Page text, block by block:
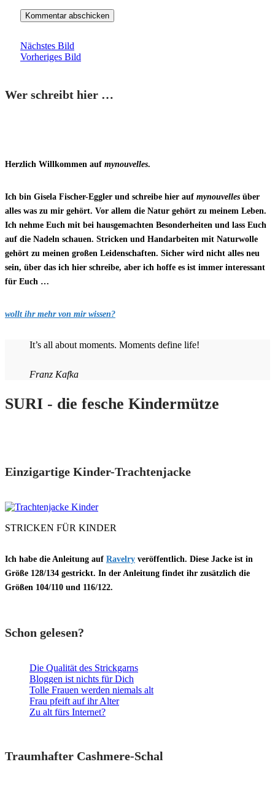
Nächstes Bild
Vorheriges Bild
Wer schreibt hier …
Herzlich Willkommen auf mynouvelles.
Ich bin Gisela Fischer-Eggler und schreibe hier auf mynouvelles über
alles was zu mir gehört. Vor allem die Natur gehört zu meinem Leben.
Ich nehme Euch mit bei hausgemachten Besonderheiten und lass Euch
auf die Nadeln schauen. Stricken und Handarbeiten mit Naturwolle
gehört zu meinen großen Leidenschaften. Sicher wird nicht alles neu
sein, über das ich hier schreibe, aber ich hoffe es ist immer interessant
für Euch …
wollt ihr mehr von mir wissen?
It’s all about moments. Moments define life!
Franz Kafka
SURI - die fesche Kindermütze
Einzigartige Kinder-Trachtenjacke
STRICKEN FÜR KINDER
Ich habe die Anleitung auf Ravelry veröffentlich. Diese Jacke ist in
Größe 128/134 gestrickt. In der Anleitung findet ihr zusätzlich die
Größen 104/110 und 116/122.
Schon gelesen?
Die Qualität des Strickgarns
Bloggen ist nichts für Dich
Tolle Frauen werden niemals alt
Frau pfeift auf ihr Alter
Zu alt fürs Internet?
Traumhafter Cashmere-Schal